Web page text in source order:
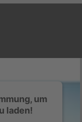
um
laden!